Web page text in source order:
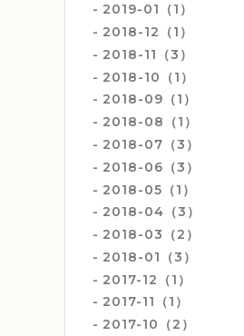
2019-01（1）
2018-12（1）
2018-11（3）
2018-10（1）
2018-09（1）
2018-08（1）
2018-07（3）
2018-06（3）
2018-05（1）
2018-04（3）
2018-03（2）
2018-01（3）
2017-12（1）
2017-11（1）
2017-10（2）